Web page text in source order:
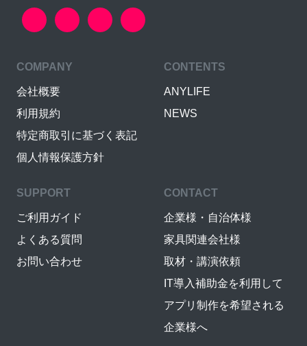
COMPANY
会社概要
利用規約
特定商取引に基づく表記
個人情報保護方針
CONTENTS
ANYLIFE
NEWS
SUPPORT
ご利用ガイド
よくある質問
お問い合わせ
CONTACT
企業様・自治体様
家具関連会社様
取材・講演依頼
IT導入補助金を利用して
アプリ制作を希望される
企業様へ